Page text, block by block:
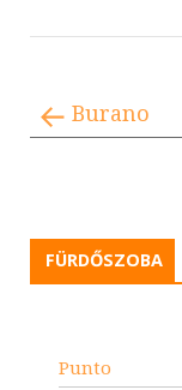
Burano
FÜRDŐSZOBA
Punto